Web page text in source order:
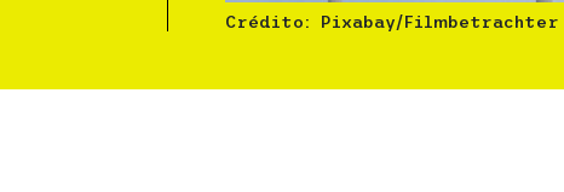
Crédito: Pixabay/Filmbetrachter